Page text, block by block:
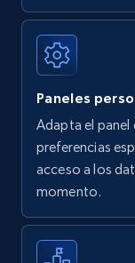
URL, Product
Author name,
7.4K+
Walmart -
more.
Paneles
Adapta el panel
preferencias
acceso a los
momento.